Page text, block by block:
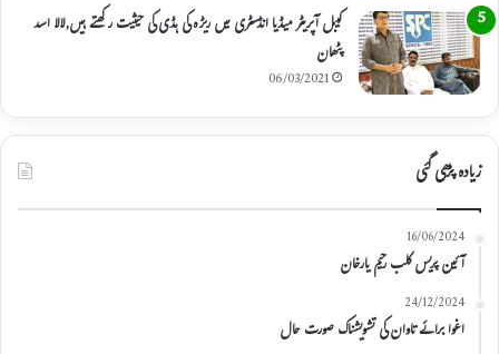
کیبل آپریٹر میڈیا انڈسٹری میں ریڑہ کی ہڈی کی حیثیت رکھتے ہیں,لالا اسد
پٹھان
06/03/2021
زیادہ پڑھی گئی
16/06/2024
آئین پریس کلب رحیم یارخان
24/12/2024
اغوا برائے تاوان کی تشویشناک صورت حال